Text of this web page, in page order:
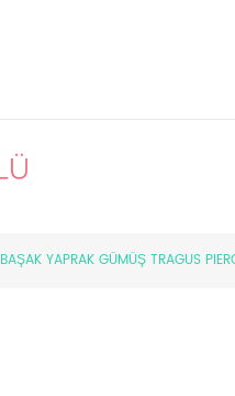
BAŞAK YAPRAK GÜMÜŞ TRAGUS